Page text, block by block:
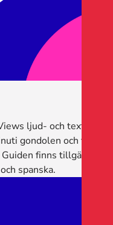
ljud- och textguide
gondolen och följ
finns tillgänglig
spanska.